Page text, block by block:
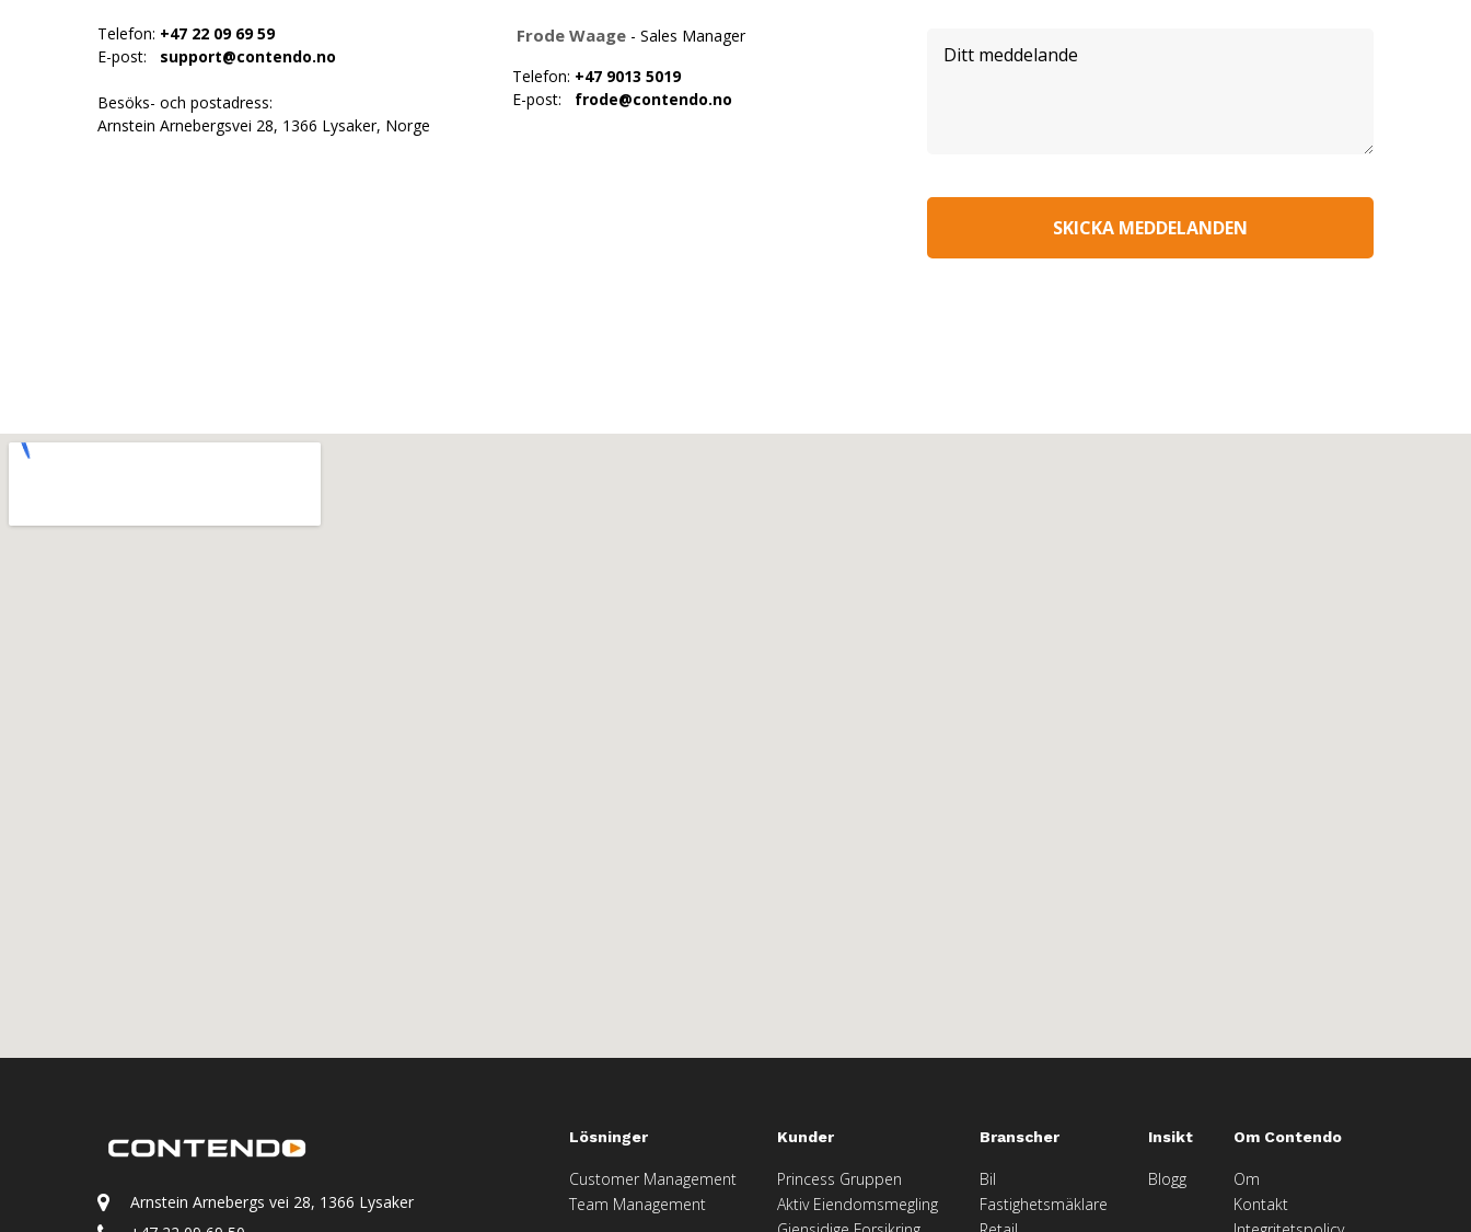
Telefon: +47 22 09 69 59
E-post:
support@contendo.no
Besöks- och postadress:
Arnstein Arnebergsvei 28, 1366 Lysaker, Norge
Frode Waage- Sales Manager
Telefon: +47 9013 5019
E-post:
frode@contendo.no
Arnstein Arnebergs vei 28, 1366 Lysaker
Lösninger
Customer Management
Team Management
Kunder
Princess Gruppen
Aktiv Eiendomsmegling
Branscher
Bil
Fastighetsmäklare
Insikt
Blogg
Om Contendo
Om
Kontakt